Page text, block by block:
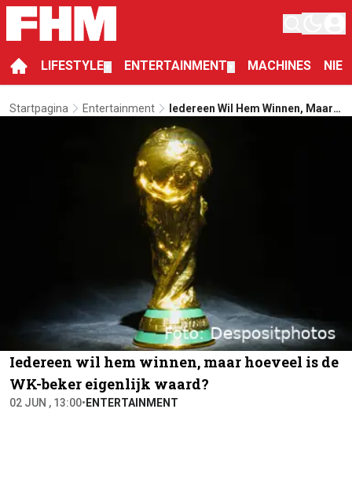
LIFESTYLE ENTERTAINMENT MACHINES
Startpagina Entertainment
Iedereen Wil Hem Winnen, Maar
Hoeveel Is De WK-Beker Eigenlijk
Waard?
Iedereen wil hem winnen, maar hoeveel is de
WK-beker eigenlijk waard?
02 JUN , 13:00• ENTERTAINMENT